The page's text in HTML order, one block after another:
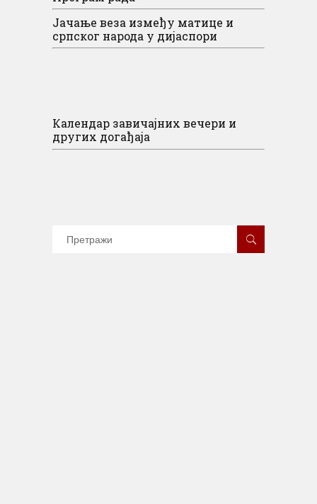
Јачање веза између матице и
српског народа у дијаспори
Календар завичајних вечери и
других догађаја